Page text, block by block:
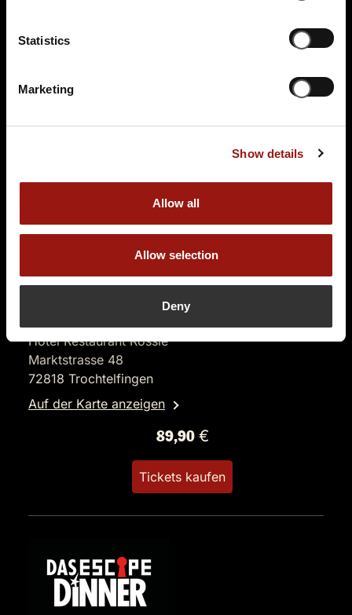
Statistics
Marketing
Show details
Allow all
Allow selection
Deny
Passepartouts Weltreise
Hotel Restaurant Rössle
Marktstrasse 48
72818 Trochtelfingen
Auf der Karte anzeigen
89,90 €
Tickets kaufen